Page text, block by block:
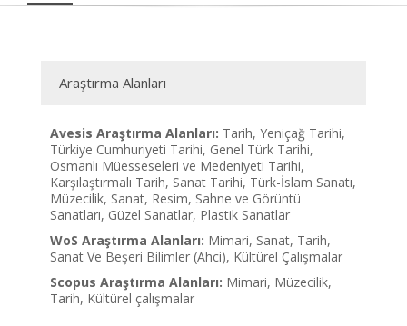
Araştırma Alanları
Avesis Araştırma Alanları: Tarih, Yeniçağ Tarihi,
Türkiye Cumhuriyeti Tarihi, Genel Türk Tarihi,
Osmanlı Müesseseleri ve Medeniyeti Tarihi,
Karşılaştırmalı Tarih, Sanat Tarihi, Türk-İslam Sanatı,
Müzecilik, Sanat, Resim, Sahne ve Görüntü
Sanatları, Güzel Sanatlar, Plastik Sanatlar
WoS Araştırma Alanları: Mimari, Sanat, Tarih,
Sanat Ve Beşeri Bilimler (Ahci), Kültürel Çalışmalar
Scopus Araştırma Alanları: Mimari, Müzecilik,
Tarih, Kültürel çalışmalar